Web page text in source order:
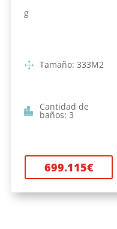
g
Tamaño: 333M2
Cantidad de
baños: 3
699.115€